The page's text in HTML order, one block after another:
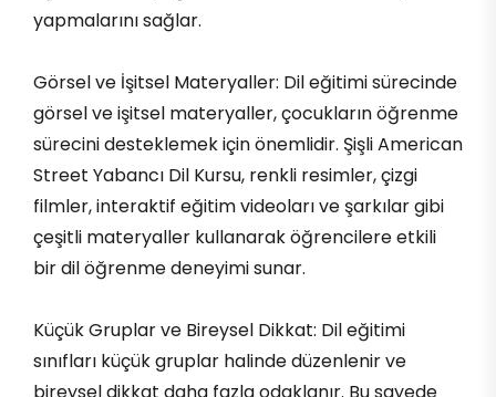
yapmalarını sağlar.
Görsel ve İşitsel Materyaller: Dil eğitimi sürecinde
görsel ve işitsel materyaller, çocukların öğrenme
sürecini desteklemek için önemlidir. Şişli American
Street Yabancı Dil Kursu, renkli resimler, çizgi
filmler, interaktif eğitim videoları ve şarkılar gibi
çeşitli materyaller kullanarak öğrencilere etkili
bir dil öğrenme deneyimi sunar.
Küçük Gruplar ve Bireysel Dikkat: Dil eğitimi
sınıfları küçük gruplar halinde düzenlenir ve
bireysel dikkat daha fazla odaklanır. Bu sayede